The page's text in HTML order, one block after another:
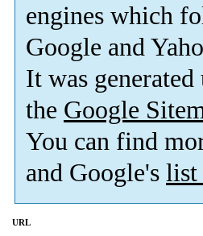
engines which
Google and
It was generated
the Google
You can find
and Google's list
URL